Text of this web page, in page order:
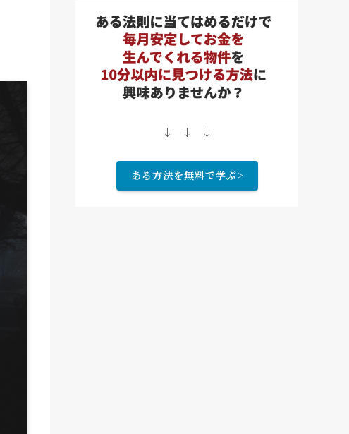
↓ ↓ ↓
ある方法を無料で学ぶ>